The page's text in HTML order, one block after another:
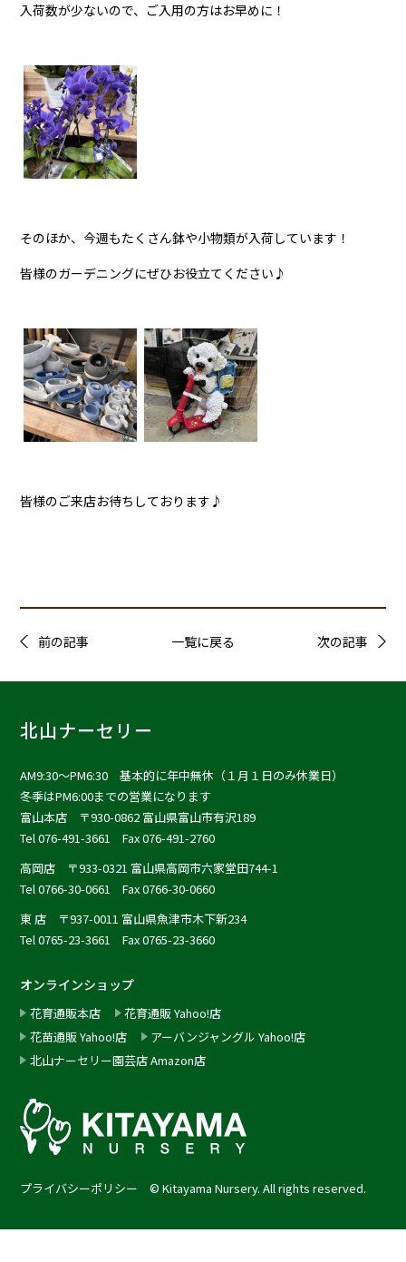
入荷数が少ないので、ご入用の方はお早めに！
そのほか、今週もたくさん鉢や小物類が入荷しています！
皆様のガーデニングにぜひお役立てください♪
皆様のご来店お待ちしております♪
前の記事 一覧に戻る 次の記事
北山ナーセリー
AM9:30〜PM6:30 基本的に年中無休（１月１日のみ休業日）
冬季はPM6:00までの営業になります
富山本店
〒930-0862 富山県富山市有沢189
Tel 076-491-3661 Fax 076-491-2760
高岡店
〒933-0321 富山県高岡市六家堂田744-1
Tel 0766-30-0661 Fax 0766-30-0660
東 店
〒937-0011 富山県魚津市木下新234
Tel 0765-23-3661 Fax 0765-23-3660
オンラインショップ
花育通販本店
花育通販 Yahoo!店
花苗通販 Yahoo!店
アーバンジャングル Yahoo!店
北山ナーセリー園芸店 Amazon店
プライバシーポリシー ©︎ Kitayama Nursery. All rights reserved.